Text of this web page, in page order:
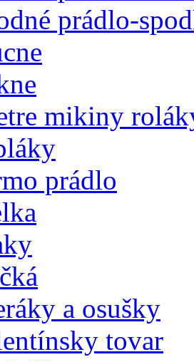
prádlo-
mikiny
prádlo
a osušky
tovar